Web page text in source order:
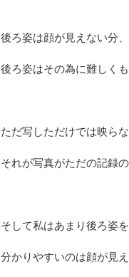
後ろ姿は顔が見えない分
後ろ姿はその為に難しく
ただ写しただけでは映ら
それが写真がただの記録
そして私はあまり後ろ姿
分かりやすいのは顔が見